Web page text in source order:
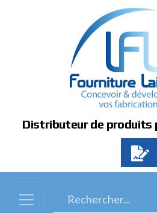
Distributeur de produits
Panneau de gestion des cookies